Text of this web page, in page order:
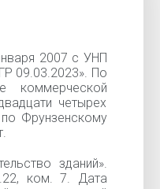
2007 с УНП
09.03.2023». По
коммерческой
четырех
Фрунзенскому
зданий».
ком. 7. Дата